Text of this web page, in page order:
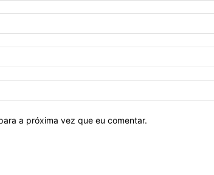
a próxima vez que eu comentar.